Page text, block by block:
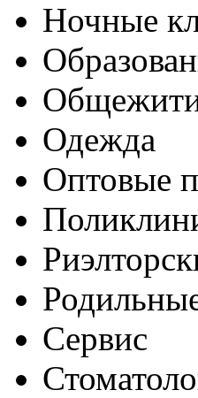
Ночные
Одежда
Оптовые
Сервис